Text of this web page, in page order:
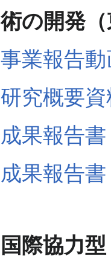
術の開発
事業報告
研究概要資
成果報告
成果報告
国際協力